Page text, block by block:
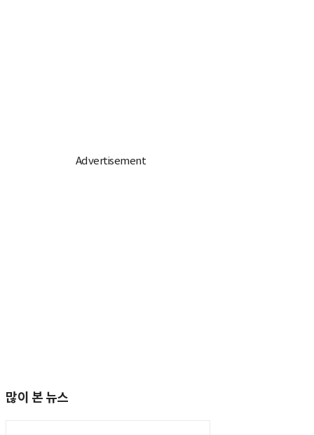
많이 본 뉴스